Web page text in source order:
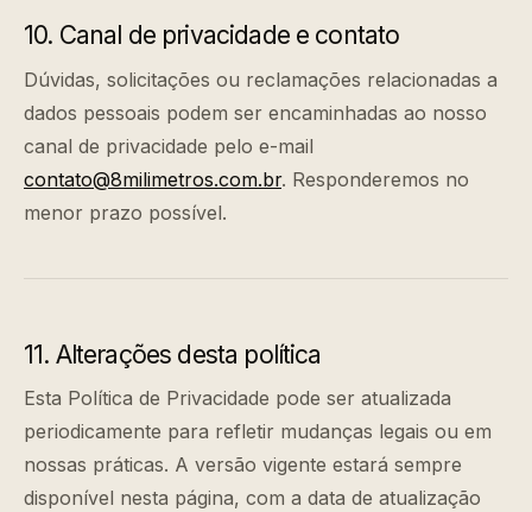
10. Canal de privacidade e contato
Dúvidas, solicitações ou reclamações relacionadas a
dados pessoais podem ser encaminhadas ao nosso
canal de privacidade pelo e-mail
contato@8milimetros.com.br. Responderemos no
menor prazo possível.
11. Alterações desta política
Esta Política de Privacidade pode ser atualizada
periodicamente para refletir mudanças legais ou em
nossas práticas. A versão vigente estará sempre
disponível nesta página, com a data de atualização